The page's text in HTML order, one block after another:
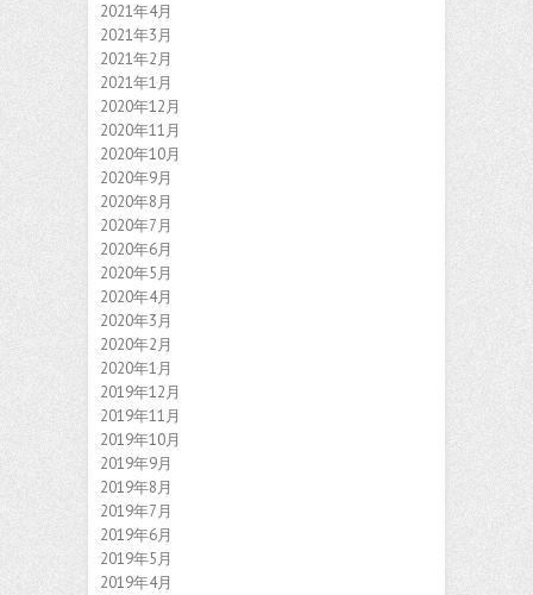
2021年4月
2021年3月
2021年2月
2021年1月
2020年12月
2020年11月
2020年10月
2020年9月
2020年8月
2020年7月
2020年6月
2020年5月
2020年4月
2020年3月
2020年2月
2020年1月
2019年12月
2019年11月
2019年10月
2019年9月
2019年8月
2019年7月
2019年6月
2019年5月
2019年4月